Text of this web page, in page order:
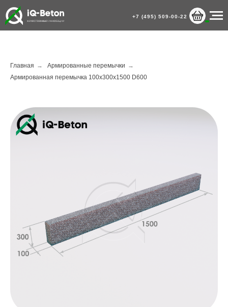
+7 (495) 509-00-22
Главная → Армированные перемычки →
Армированная перемычка 100х300х1500 D600